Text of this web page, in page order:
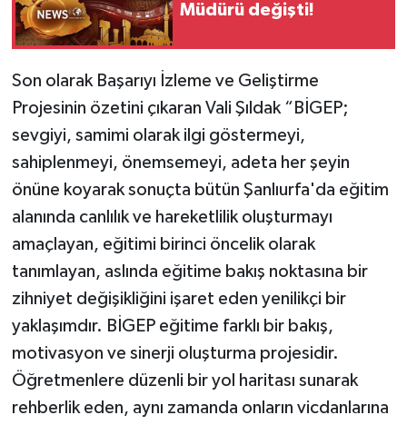
Müdürü değişti!
Son olarak Başarıyı İzleme ve Geliştirme
Projesinin özetini çıkaran Vali Şıldak “BİGEP;
sevgiyi, samimi olarak ilgi göstermeyi,
sahiplenmeyi, önemsemeyi, adeta her şeyin
önüne koyarak sonuçta bütün Şanlıurfa'da eğitim
alanında canlılık ve hareketlilik oluşturmayı
amaçlayan, eğitimi birinci öncelik olarak
tanımlayan, aslında eğitime bakış noktasına bir
zihniyet değişikliğini işaret eden yenilikçi bir
yaklaşımdır. BİGEP eğitime farklı bir bakış,
motivasyon ve sinerji oluşturma projesidir.
Öğretmenlere düzenli bir yol haritası sunarak
rehberlik eden, aynı zamanda onların vicdanlarına